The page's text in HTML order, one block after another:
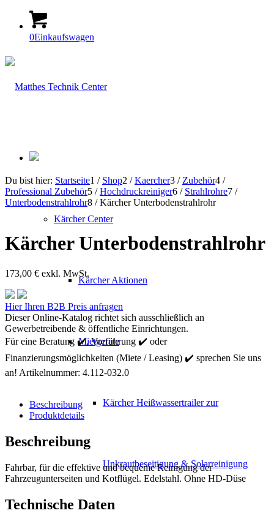
0Einkaufswagen
Kärcher Center
Kärcher Aktionen
Mietgeräte
Kärcher Heißwassertrailer zur
Unkrautbeseitigung & Solarreinigung
Du bist hier: Startseite1 / Shop2 / Kaercher3 / Zubehör4 /
Professional Zubehör5 / Hochdruckreiniger6 / Strahlrohre7 /
Unterbodenstrahlrohr8 / Kärcher Unterbodenstrahlrohr
Kärcher Unterbodenstrahlrohr
173,00 € exkl. MwSt.
Kärcher
Unterbodenstrahlrohr
Menge
Hier Ihren B2B Preis anfragen
Dieser Online-Katalog richtet sich ausschließlich an
Gewerbetreibende & öffentliche Einrichtungen.
Für eine Beratung ✔️, Vorführung ✔️ oder
Finanzierungsmöglichkeiten (Miete / Leasing) ✔️ sprechen Sie uns
an! Artikelnummer: 4.112-032.0
Beschreibung
Produktdetails
Beschreibung
Fahrbar, für die effektive und bequeme Reinigung der
Fahrzeugunterseiten und Kotflügel. Edelstahl. Ohne HD-Düse
Technische Daten